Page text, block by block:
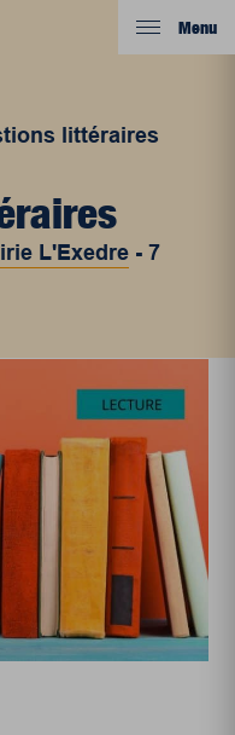
Menu
littéraires
L'Exedre -7